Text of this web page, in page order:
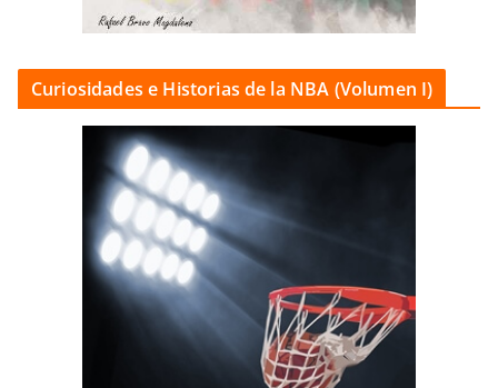
Curiosidades e Historias de la NBA (Volumen I)